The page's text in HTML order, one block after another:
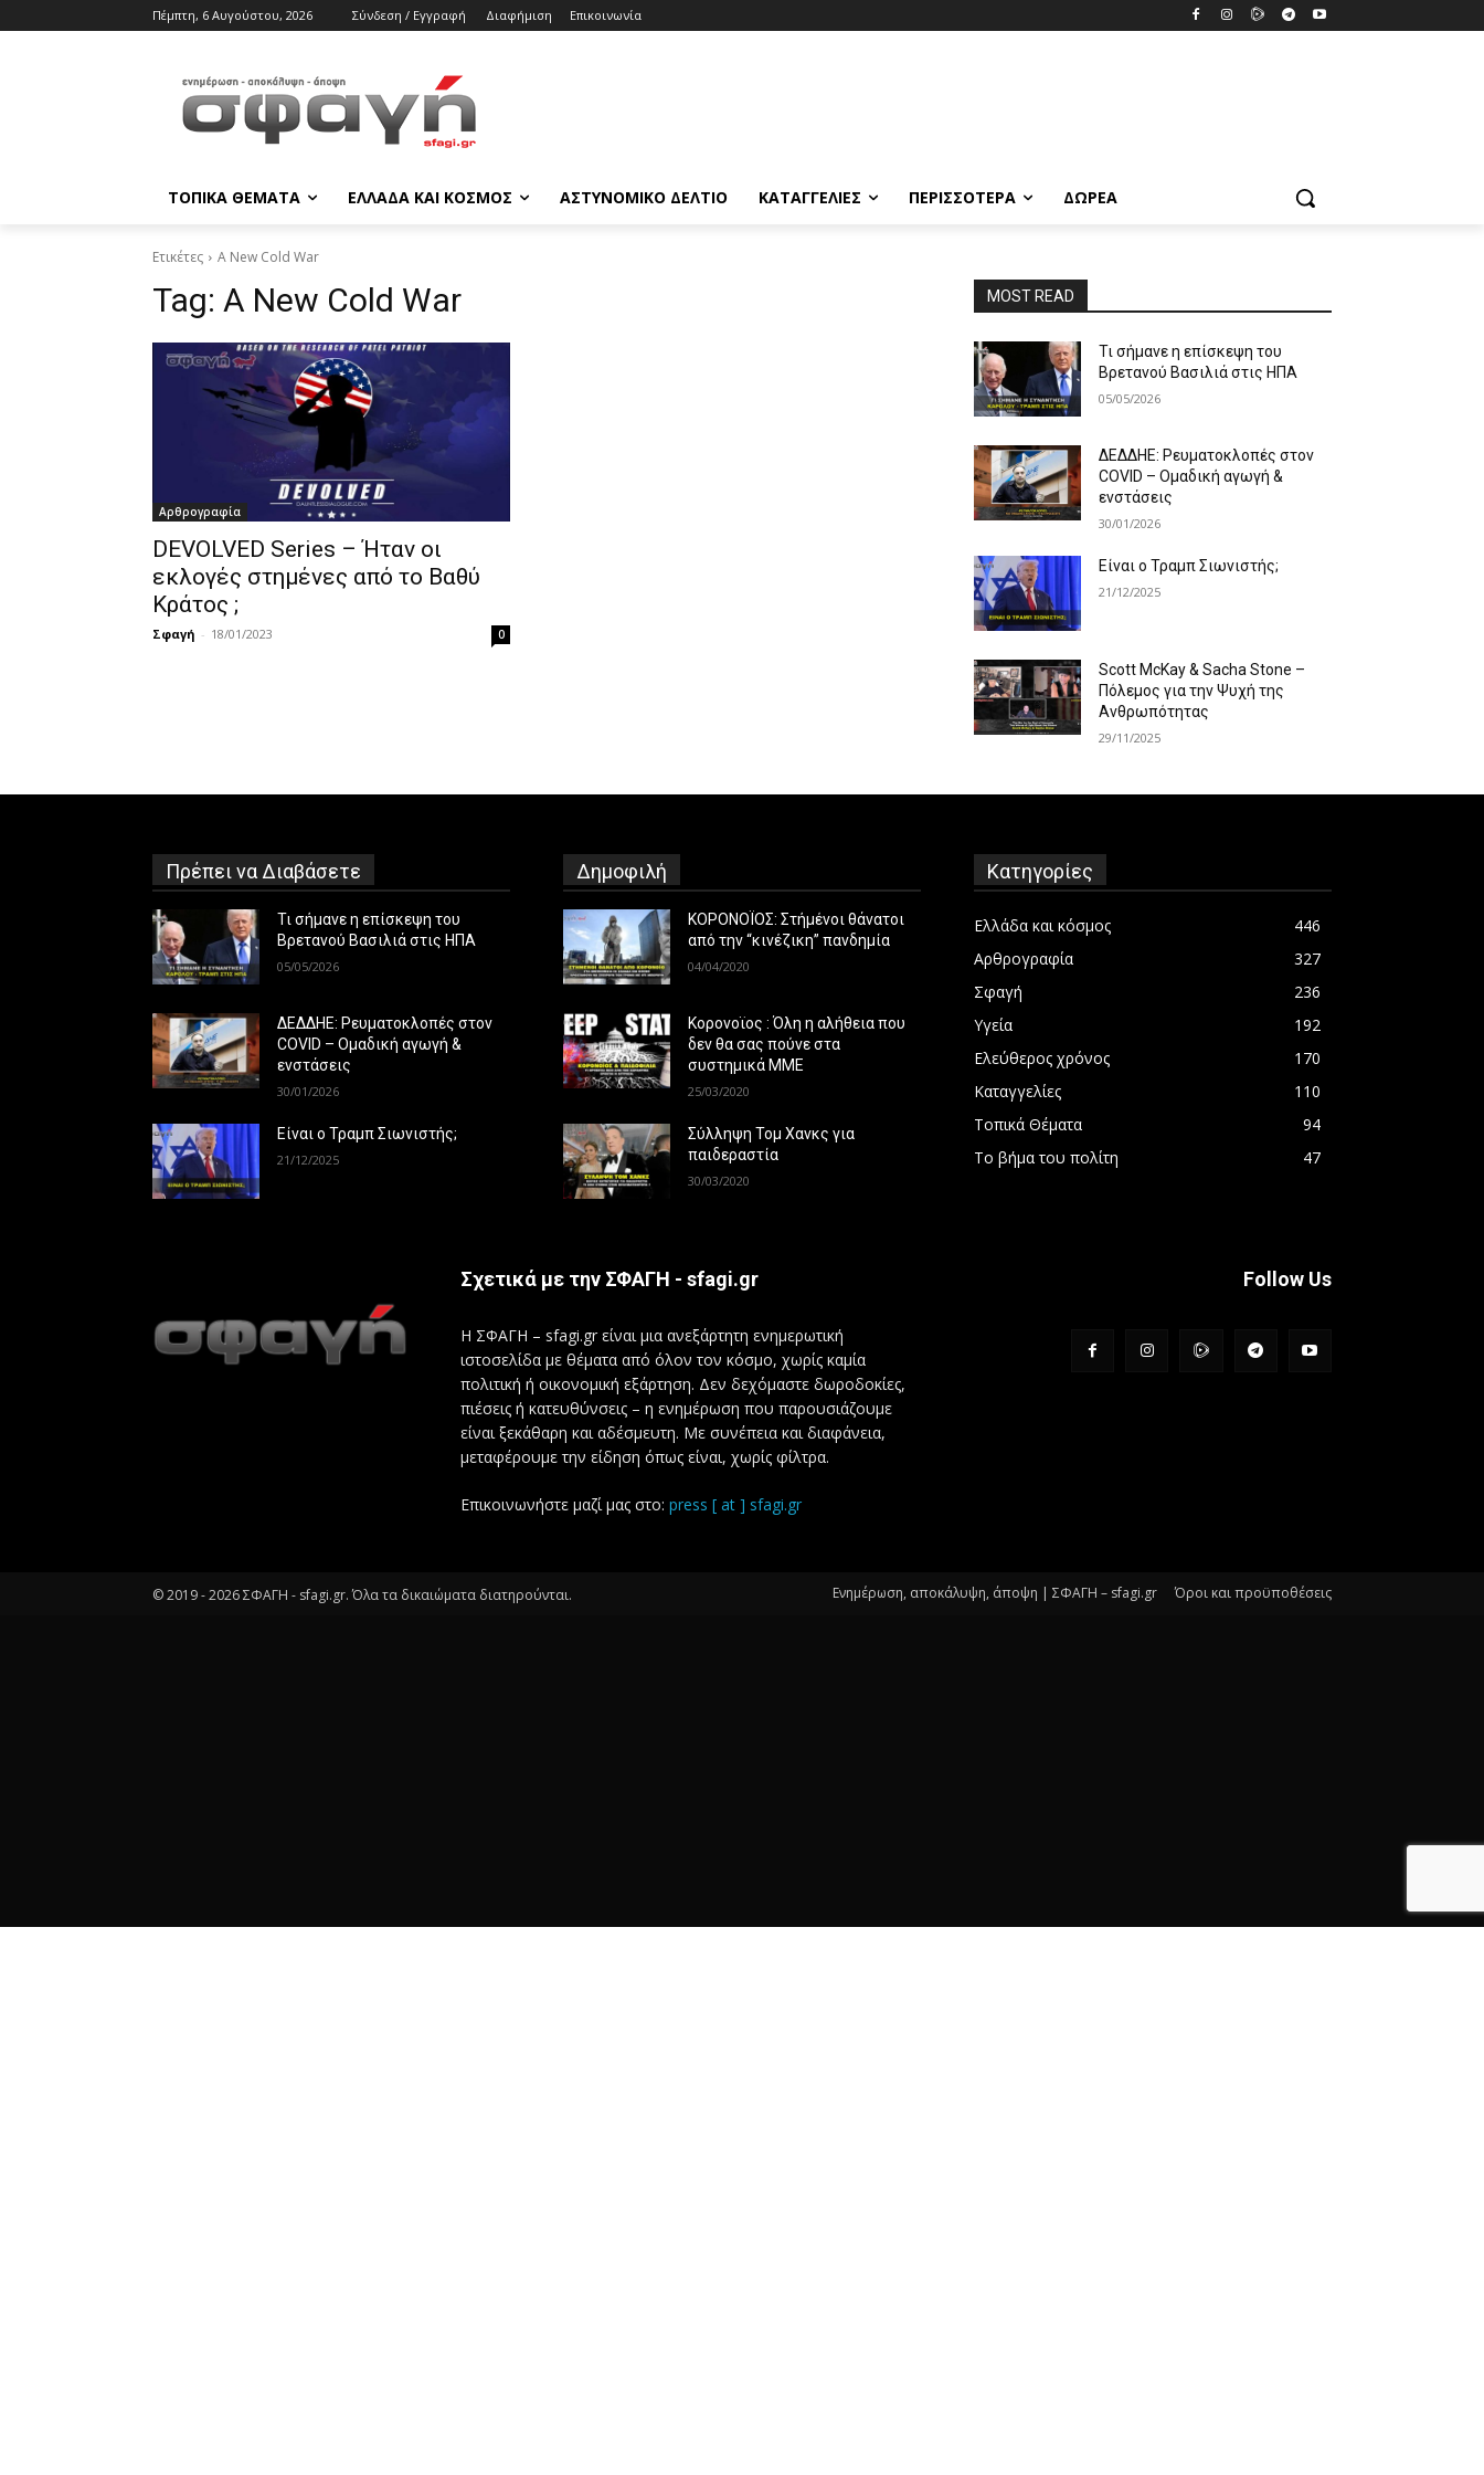
Πέμπτη, 6 Αυγούστου, 2026 Σύνδεση / Εγγραφή Διαφήμιση Επικοινωνία
ΤΟΠΙΚΑ ΘΕΜΑΤΑ ΕΛΛΑΔΑ ΚΑΙ ΚΟΣΜΟΣ ΑΣΤΥΝΟΜΙΚΟ ΔΕΛΤΙΟ ΚΑΤΑΓΓΕΛΙΕΣ ΠΕΡΙΣΣΟΤΕΡΑ ΔΩΡΕΆ
Ετικέτες A New Cold War
Tag: A New Cold War
Αρθρογραφία
DEVOLVED Series – Ήταν οι
εκλογές στημένες από το Βαθύ
Κράτος ;
Σφαγή - 18/01/2023 0
MOST READ
Τι σήμανε η επίσκεψη του
Βρετανού Βασιλιά στις ΗΠΑ
05/05/2026
ΔΕΔΔΗΕ: Ρευματοκλοπές στον
COVID – Ομαδική αγωγή &
ενστάσεις
30/01/2026
Είναι ο Τραμπ Σιωνιστής;
21/12/2025
Scott McKay & Sacha Stone –
Πόλεμος για την Ψυχή της
Ανθρωπότητας
29/11/2025
Πρέπει να Διαβάσετε
Τι σήμανε η επίσκεψη του
Βρετανού Βασιλιά στις ΗΠΑ
05/05/2026
ΔΕΔΔΗΕ: Ρευματοκλοπές στον
COVID – Ομαδική αγωγή &
ενστάσεις
30/01/2026
Είναι ο Τραμπ Σιωνιστής;
21/12/2025
Δημοφιλή
ΚΟΡΟΝΟΪΟΣ: Στήμένοι θάνατοι
από την “κινέζικη” πανδημία
04/04/2020
Κορονοϊος : Όλη η αλήθεια που
δεν θα σας πούνε στα
συστημικά ΜΜΕ
25/03/2020
Σύλληψη Τομ Χανκς για
παιδεραστία
30/03/2020
Κατηγορίες
Ελλάδα και κόσμος
446
Αρθρογραφία
327
Σφαγή
236
Υγεία
192
Ελεύθερος χρόνος
170
Καταγγελίες
110
Τοπικά Θέματα
94
Το βήμα του πολίτη
47
Σχετικά με την ΣΦΑΓΗ - sfagi.gr
Η ΣΦΑΓΗ – sfagi.gr είναι μια ανεξάρτητη ενημερωτική
ιστοσελίδα με θέματα από όλον τον κόσμο, χωρίς καμία
πολιτική ή οικονομική εξάρτηση. Δεν δεχόμαστε δωροδοκίες,
πιέσεις ή κατευθύνσεις – η ενημέρωση που παρουσιάζουμε
είναι ξεκάθαρη και αδέσμευτη. Με συνέπεια και διαφάνεια,
μεταφέρουμε την είδηση όπως είναι, χωρίς φίλτρα.
Επικοινωνήστε μαζί μας στο: press [ at ] sfagi.gr
Follow Us
© 2019 -2026ΣΦΑΓΗ - sfagi.gr. Όλα τα δικαιώματα διατηρούνται. Ενημέρωση, αποκάλυψη, άποψη | ΣΦΑΓΗ – sfagi.gr Όροι και προϋποθέσεις